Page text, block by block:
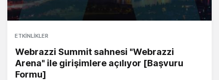
ETKINLIKLER
Webrazzi Summit sahnesi "Webrazzi
Arena" ile girişimlere açılıyor [Başvuru
Formu]